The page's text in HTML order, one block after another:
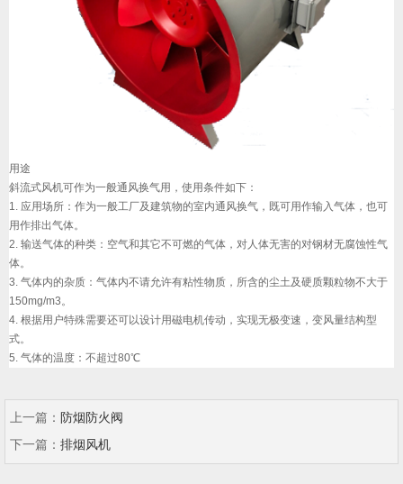
用途
斜流式风机可作为一般通风换气用，使用条件如下：
1. 应用场所：作为一般工厂及建筑物的室内通风换气，既可用作输入气体，也可
用作排出气体。
2. 输送气体的种类：空气和其它不可燃的气体，对人体无害的对钢材无腐蚀性气
体。
3. 气体内的杂质：气体内不请允许有粘性物质，所含的尘土及硬质颗粒物不大于
150mg/m3。
4. 根据用户特殊需要还可以设计用磁电机传动，实现无极变速，变风量结构型
式。
5. 气体的温度：不超过80℃
上一篇： 防烟防火阀
下一篇： 排烟风机